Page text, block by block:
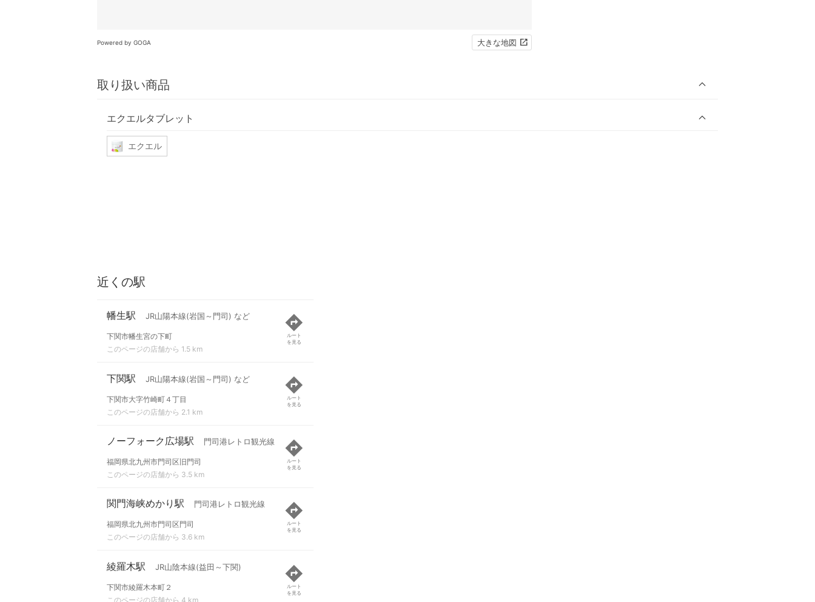
Powered by GOGA 大きな地図
取り扱い商品
エクエルタブレット
エクエル
近くの駅
幡生駅 JR山陽本線(岩国～門司) など
下関市幡生宮の下町
このページの店舗から 1.5 km
ルート
を見る
下関駅 JR山陽本線(岩国～門司) など
下関市大字竹崎町４丁目
このページの店舗から 2.1 km
ルート
を見る
ノーフォーク広場駅 門司港レトロ観光線
福岡県北九州市門司区旧門司
このページの店舗から 3.5 km
ルート
を見る
関門海峡めかり駅 門司港レトロ観光線
福岡県北九州市門司区門司
このページの店舗から 3.6 km
ルート
を見る
綾羅木駅 JR山陰本線(益田～下関)
下関市綾羅木本町２
このページの店舗から 4 km
ルート
を見る